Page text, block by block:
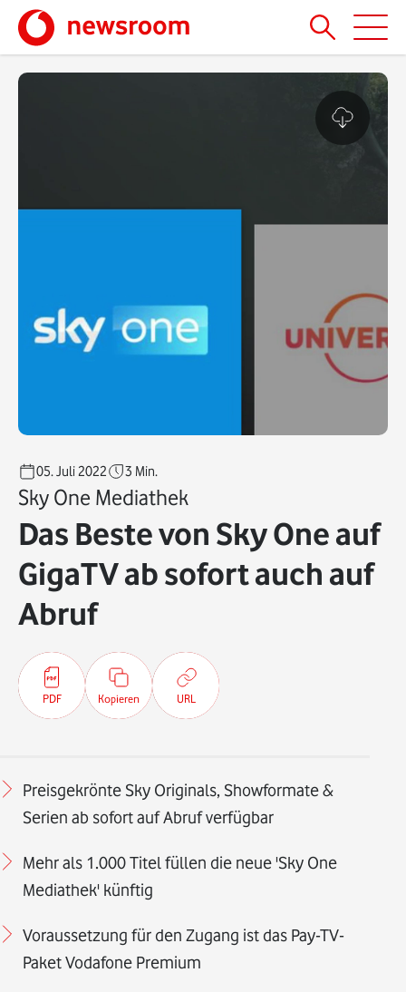
05. Juli 2022 3 Min.
Sky One Mediathek
Das Beste von Sky One auf
GigaTV ab sofort auch auf
Abruf
PDF Kopieren URL
Preisgekrönte Sky Originals, Showformate &
Serien ab sofort auf Abruf verfügbar
Mehr als 1.000 Titel füllen die neue 'Sky One
Mediathek' künftig
Voraussetzung für den Zugang ist das Pay-TV-
Paket Vodafone Premium